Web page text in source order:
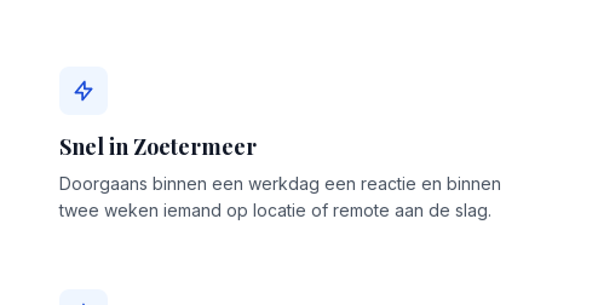
Snel in Zoetermeer
Doorgaans binnen een werkdag een reactie en binnen
twee weken iemand op locatie of remote aan de slag.